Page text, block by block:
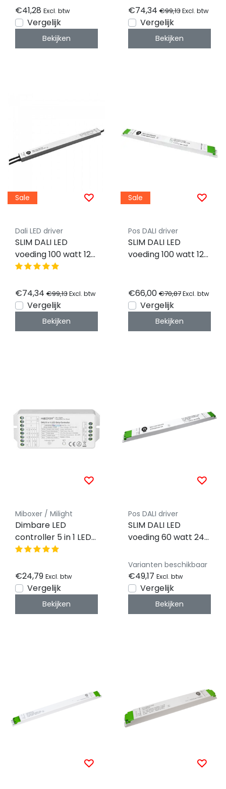
€41,28 Excl. btw
Vergelijk
Bekijken
FTPC100V24-DA-WP
€74,34 €99,13Excl. btw
Vergelijk
Bekijken
Sale
Dali LED driver
SLIM DALI LED
voeding 100 watt 12
volt 8,33 Ampère -
FTPC100V12-DA-WP
€74,34 €99,13Excl. btw
Vergelijk
Bekijken
Sale
Pos DALI driver
SLIM DALI LED
voeding 100 watt 12
FTPC100V12-S-DA6
€66,00 €70,87Excl. btw
Vergelijk
Bekijken
Miboxer / Milight
Dimbare LED
controller 5 in 1 LED
strip controller -
€24,79 Excl. btw
Vergelijk
Bekijken
Pos DALI driver
SLIM DALI LED
voeding 60 watt 24
IP20 - compact -
FTPC60V24-DA
Varianten beschikbaar
€49,17 Excl. btw
Vergelijk
Bekijken